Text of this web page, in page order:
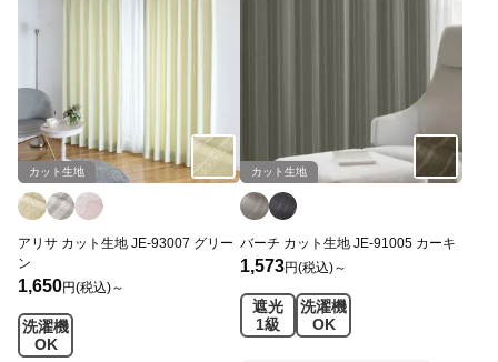
カット生地
アリサ カット生地 JE-93007 グリー
ン
1,650円(税込)～
洗濯機
OK
カット生地
バーチ カット生地 JE-91005 カーキ
1,573円(税込)～
遮光
1級
洗濯機
OK